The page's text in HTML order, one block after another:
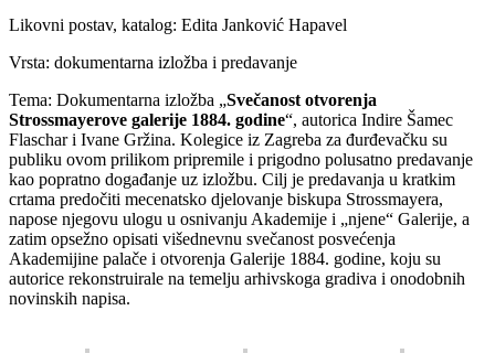
Likovni postav, katalog: Edita Janković Hapavel
Vrsta: dokumentarna izložba i predavanje
Tema: Dokumentarna izložba „Svečanost otvorenja
Strossmayerove galerije 1884. godine“, autorica Indire Šamec
Flaschar i Ivane Gržina. Kolegice iz Zagreba za đurđevačku su
publiku ovom prilikom pripremile i prigodno polusatno predavanje
kao popratno događanje uz izložbu. Cilj je predavanja u kratkim
crtama predočiti mecenatsko djelovanje biskupa Strossmayera,
napose njegovu ulogu u osnivanju Akademije i „njene“ Galerije, a
zatim opsežno opisati višednevnu svečanost posvećenja
Akademijine palače i otvorenja Galerije 1884. godine, koju su
autorice rekonstruirale na temelju arhivskoga gradiva i onodobnih
novinskih napisa.